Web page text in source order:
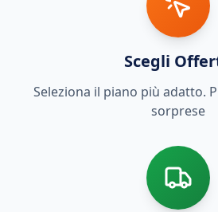
Scegli
Seleziona il piano più adatto.
sorprese